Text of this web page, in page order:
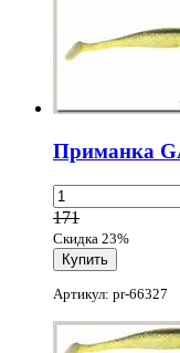
Приманка
171
Скидка 23%
Артикул: pr-66327